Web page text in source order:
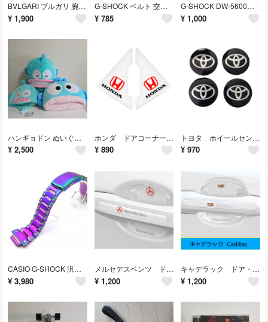
BVLGARI ブルガリ 腕時計 互換 バンド/ベルト ブラック/シルバー アルミニウム ディアゴノ
¥ 1,900
G-SHOCK ベルト 交換セット 16mm バネ棒外し付き 互換 バンド 黒
¥ 785
G-SHOCK DW-5600・GW-M5610系 バンパープロテクター ブラック
¥ 1,000
ハンギョドン ぬいぐるみ 3点セット まとめ売り
¥ 2,500
ホンダ ドアコーナープロテクター ドアガード クリア
¥ 890
トヨタ ホイールセンターステッカー 4枚セット
¥ 970
CASIO G-SHOCK 汎用 カスタム メタルバンド（ベルト） レインボー
¥ 3,980
メルセデスベンツ ドア・ハンドルプロテクター ドアガード
¥ 1,200
キャデラック ドア・ハンドルプロテクター ドアガード
¥ 1,200